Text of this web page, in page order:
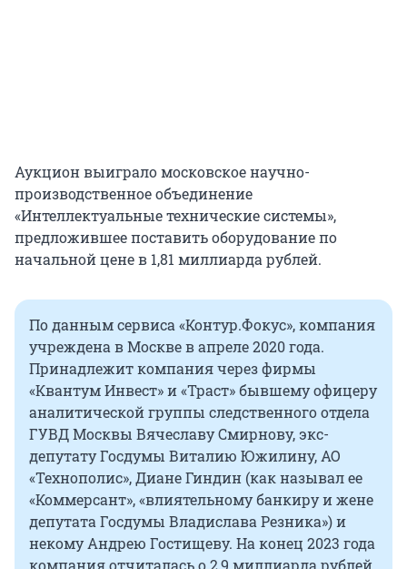
Аукцион выиграло московское научно-
производственное объединение
«Интеллектуальные технические системы»,
предложившее поставить оборудование по
начальной цене в 1,81 миллиарда рублей.
По данным сервиса «Контур.Фокус», компания
учреждена в Москве в апреле 2020 года.
Принадлежит компания через фирмы
«Квантум Инвест» и «Траст» бывшему офицеру
аналитической группы следственного отдела
ГУВД Москвы Вячеславу Смирнову, экс-
депутату Госдумы Виталию Южилину, АО
«Технополис», Диане Гиндин (как называл ее
«Коммерсант», «влиятельному банкиру и жене
депутата Госдумы Владислава Резника») и
некому Андрею Гостищеву. На конец 2023 года
компания отчиталась о 2,9 миллиарда рублей